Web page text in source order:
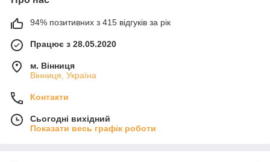
94% позитивних з 415 відгуків за рік
Працює з 28.05.2020
м. Вінниця
Вінниця, Україна
Контакти
Сьогодні вихідний
Показати весь графік роботи